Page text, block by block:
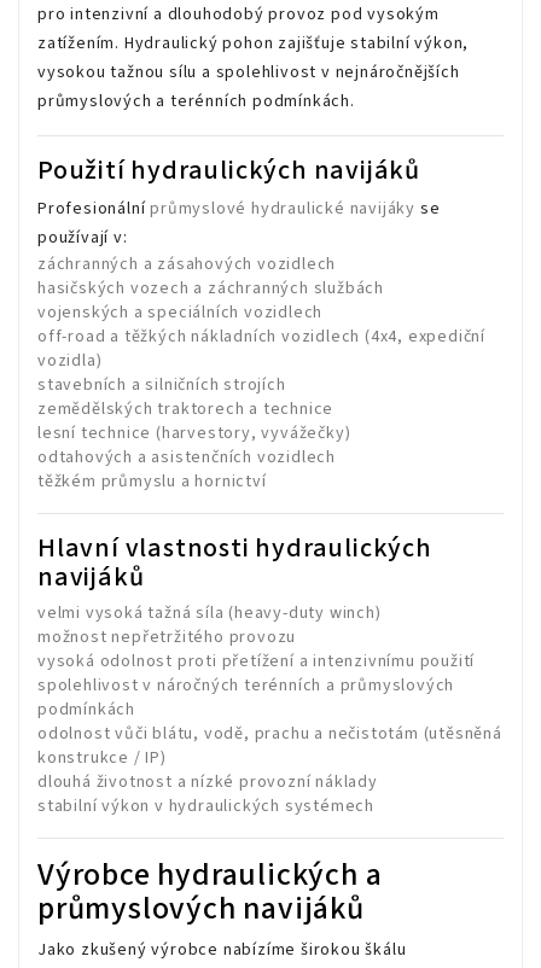
pro intenzivní a dlouhodobý provoz pod vysokým
zatížením. Hydraulický pohon zajišťuje stabilní výkon,
vysokou tažnou sílu a spolehlivost v nejnáročnějších
průmyslových a terénních podmínkách.
Použití hydraulických navijáků
Profesionálníprůmyslové hydraulické navijáky se
používají v:
záchranných a zásahových vozidlech
hasičských vozech a záchranných službách
vojenských a speciálních vozidlech
off-road a těžkých nákladních vozidlech (4x4, expediční
vozidla)
stavebních a silničních strojích
zemědělských traktorech a technice
lesní technice (harvestory, vyvážečky)
odtahových a asistenčních vozidlech
těžkém průmyslu a hornictví
Hlavní vlastnosti hydraulických
navijáků
velmi vysoká tažná síla (heavy-duty winch)
možnost nepřetržitého provozu
vysoká odolnost proti přetížení a intenzivnímu použití
spolehlivost v náročných terénních a průmyslových
podmínkách
odolnost vůči blátu, vodě, prachu a nečistotám (utěsněná
konstrukce / IP)
dlouhá životnost a nízké provozní náklady
stabilní výkon v hydraulických systémech
Výrobce hydraulických a
průmyslových navijáků
Jako zkušený výrobce nabízíme širokou škálu